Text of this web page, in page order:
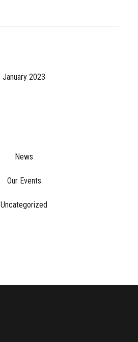
January 2023
News
Our Events
Uncategorized